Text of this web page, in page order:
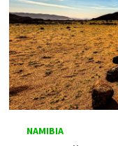
NAMIBIA